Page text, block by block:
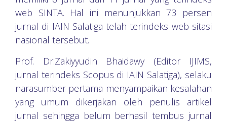
web SINTA. Hal ini menunjukkan 73 persen
jurnal di IAIN Salatiga telah terindeks web sitasi
nasional tersebut.
Prof. Dr.Zakiyyudin Bhaidawy (Editor IJIMS,
jurnal terindeks Scopus di IAIN Salatiga), selaku
narasumber pertama menyampaikan kesalahan
yang umum dikerjakan oleh penulis artikel
jurnal sehingga belum berhasil tembus jurnal